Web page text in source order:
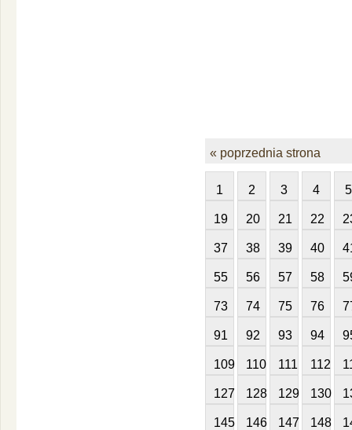
« poprzednia strona
1 2 3 4 5
19 20 21 22
37 38 39 40
55 56 57 58
73 74 75 76
91 92 93 94
109 110 111 112
127 128 129 130
145 146 147 148